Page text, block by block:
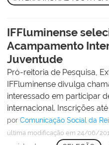
IFFluminense
Acampamento
Juventude
Pró-reitoria de Pesquisa,
IFFluminense divulga
interessado em participar
internacional. Inscrições
por Comunicação Social da
última modificação em 24/06/